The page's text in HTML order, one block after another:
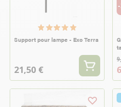
Support pour lampe - Exo Terra
21,50 €